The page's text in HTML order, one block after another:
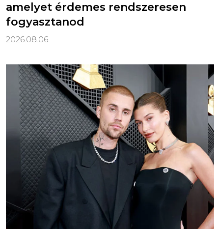
amelyet érdemes rendszeresen
fogyasztanod
2026.08.06.